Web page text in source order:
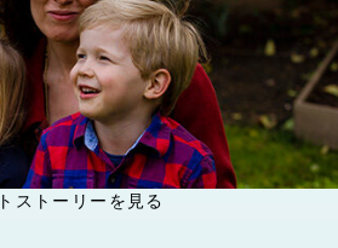
ストーリーを見る